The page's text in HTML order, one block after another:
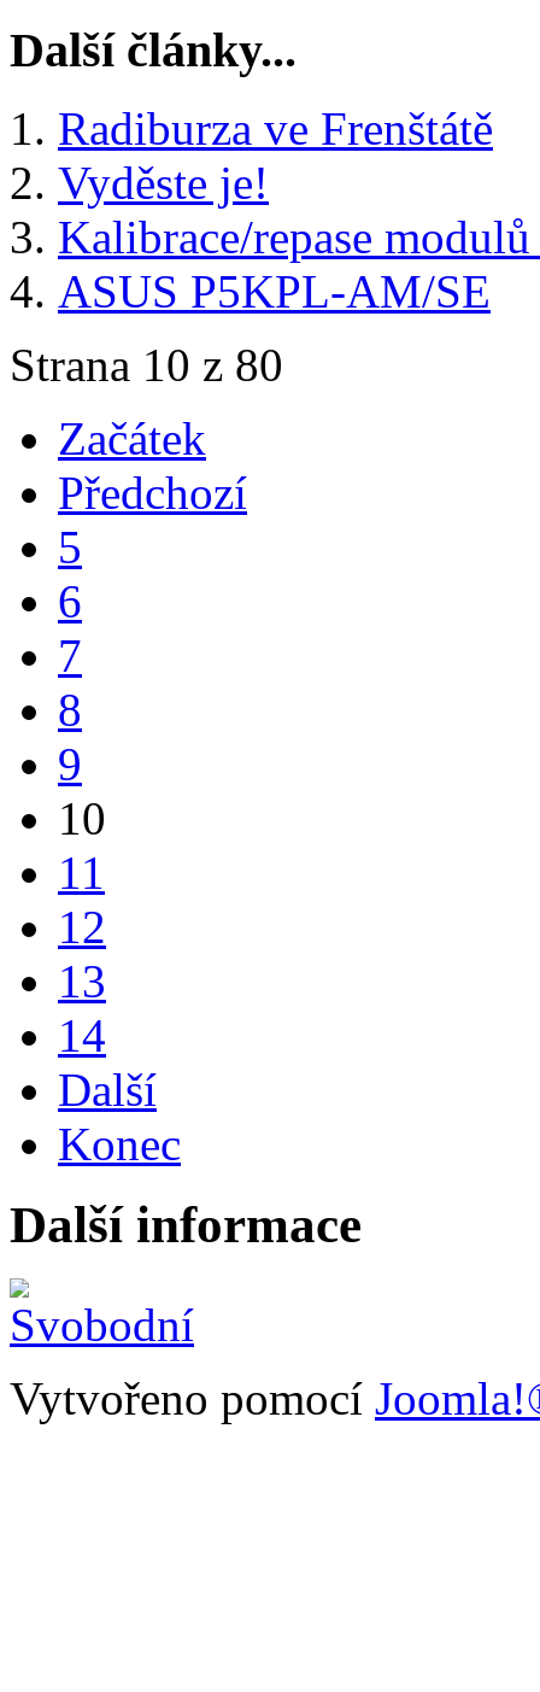
Další články...
Radiburza ve Frenštátě
Vyděste je!
Kalibrace/repase
ASUS P5KPL-AM/SE
Strana 10 z 80
Začátek
Předchozí
5
6
7
8
9
10
11
12
13
14
Další
Konec
Další informace
Vytvořeno pomocí